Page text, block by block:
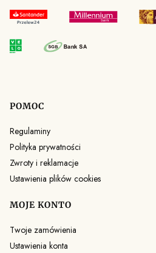
Linki w stopce
POMOC
Regulaminy
Polityka prywatności
Zwroty i reklamacje
Ustawienia plików cookies
MOJE KONTO
Twoje zamówienia
Ustawienia konta